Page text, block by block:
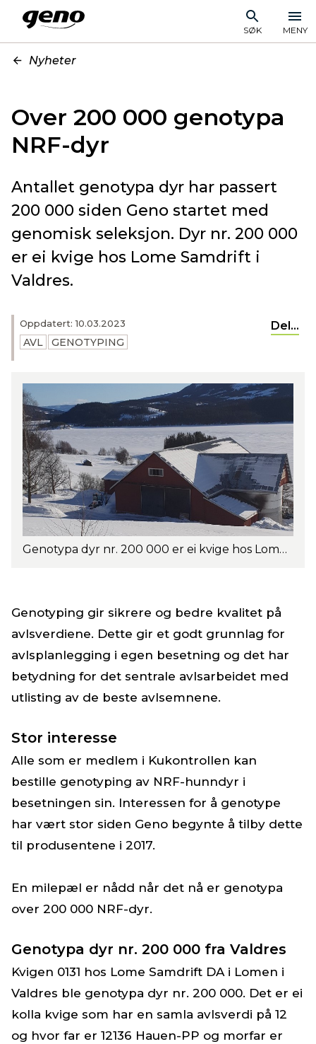
SØK MENY
Nyheter
Over 200 000 genotypa
NRF-dyr
Oppdatert: 10.03.2023
AVL GENOTYPING
Del...
Antallet genotypa dyr har passert
200 000 siden Geno startet med
genomisk seleksjon. Dyr nr. 200 000
er ei kvige hos Lome Samdrift i
Valdres.
Genotypa dyr nr. 200 000 er ei kvige hos Lome Samdrift DA på denne flotte plassen i Valdres. Foto: Privat.
Genotyping gir sikrere og bedre kvalitet på
avlsverdiene. Dette gir et godt grunnlag for
avlsplanlegging i egen besetning og det har
betydning for det sentrale avlsarbeidet med
utlisting av de beste avlsemnene.
Stor interesse
Alle som er medlem i Kukontrollen kan
bestille genotyping av NRF-hunndyr i
besetningen sin. Interessen for å genotype
har vært stor siden Geno begynte å tilby dette
til produsentene i 2017.
En milepæl er nådd når det nå er genotypa
over 200 000 NRF-dyr.
Genotypa dyr nr. 200 000 fra Valdres
Kvigen 0131 hos Lome Samdrift DA i Lomen i
Valdres ble genotypa dyr nr. 200 000. Det er ei
kolla kvige som har en samla avlsverdi på 12
og hvor far er 12136 Hauen-PP og morfar er